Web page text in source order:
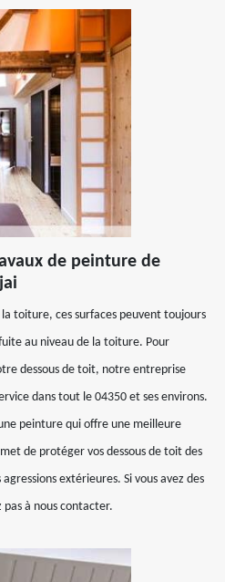
de peinture de
toiture, ces surfaces peuvent toujours
au niveau de la toiture. Pour
dessous de toit, notre entreprise
dans tout le 04350 et ses environs.
peinture qui offre une meilleure
de protéger vos dessous de toit des
extérieures. Si vous avez des
à nous contacter.